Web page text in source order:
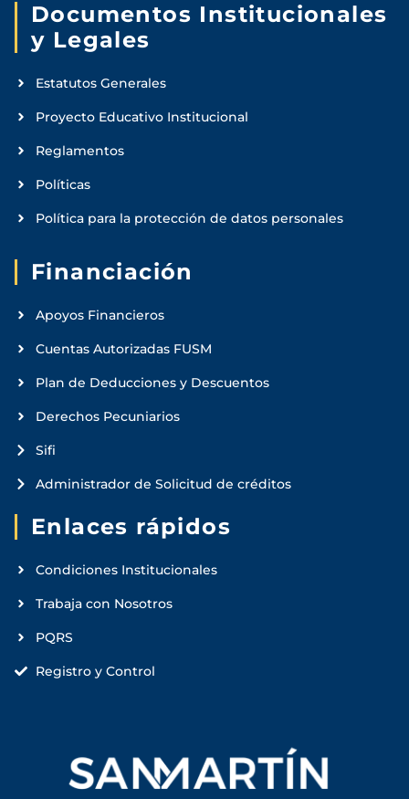
Documentos Institucionales
y Legales
Estatutos Generales
Proyecto Educativo Institucional
Reglamentos
Políticas
Política para la protección de datos personales
Financiación
Apoyos Financieros
Cuentas Autorizadas FUSM
Plan de Deducciones y Descuentos
Derechos Pecuniarios
Sifi
Administrador de Solicitud de créditos
Enlaces rápidos
Condiciones Institucionales
Trabaja con Nosotros
PQRS
Registro y Control